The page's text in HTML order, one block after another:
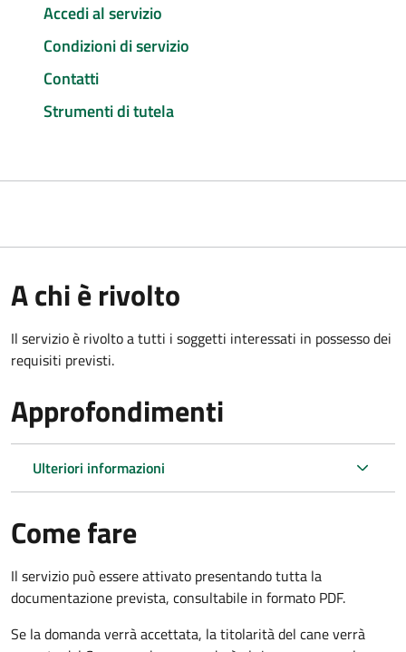
Accedi al servizio
Condizioni di servizio
Contatti
Strumenti di tutela
A chi è rivolto
Il servizio è rivolto a tutti i soggetti interessati in possesso dei
requisiti previsti.
Approfondimenti
Ulteriori informazioni
Come fare
Il servizio può essere attivato presentando tutta la
documentazione prevista, consultabile in formato PDF.
Se la domanda verrà accettata, la titolarità del cane verrà